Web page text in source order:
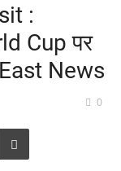
:
Cup पर
East News
0